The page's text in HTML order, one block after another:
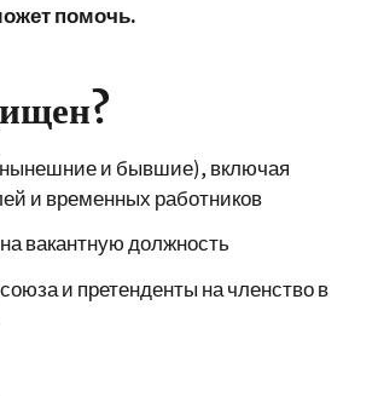
помочь.
и бывшие), включая
и временных работников
вакантную должность
и претенденты на членство в